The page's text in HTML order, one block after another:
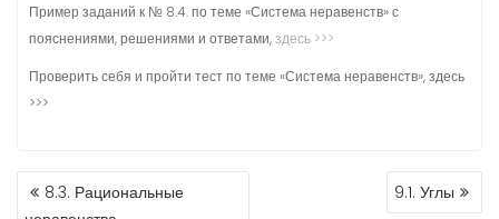
Пример заданий к № 8.4. по теме «Система неравенств» с
пояснениями, решениями и ответами,здесь >>>
Проверить себя и пройти тест по теме «Система неравенств», здесь
>>>
НАВИГАЦИЯ
ПО8.3. Рациональные
9.1. Углы